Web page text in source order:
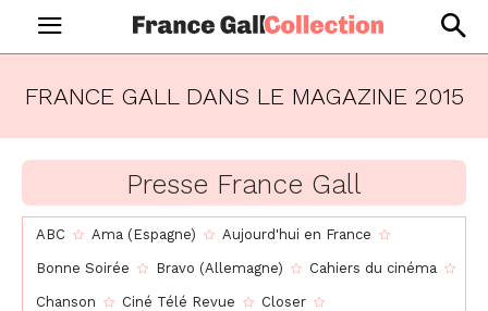
FRANCE GALL DANS LE MAGAZINE 2015
Presse France Gall
ABC Ama (Espagne) Aujourd'hui en France
Bonne Soirée Bravo (Allemagne) Cahiers du cinéma
Chanson Ciné Télé Revue Closer